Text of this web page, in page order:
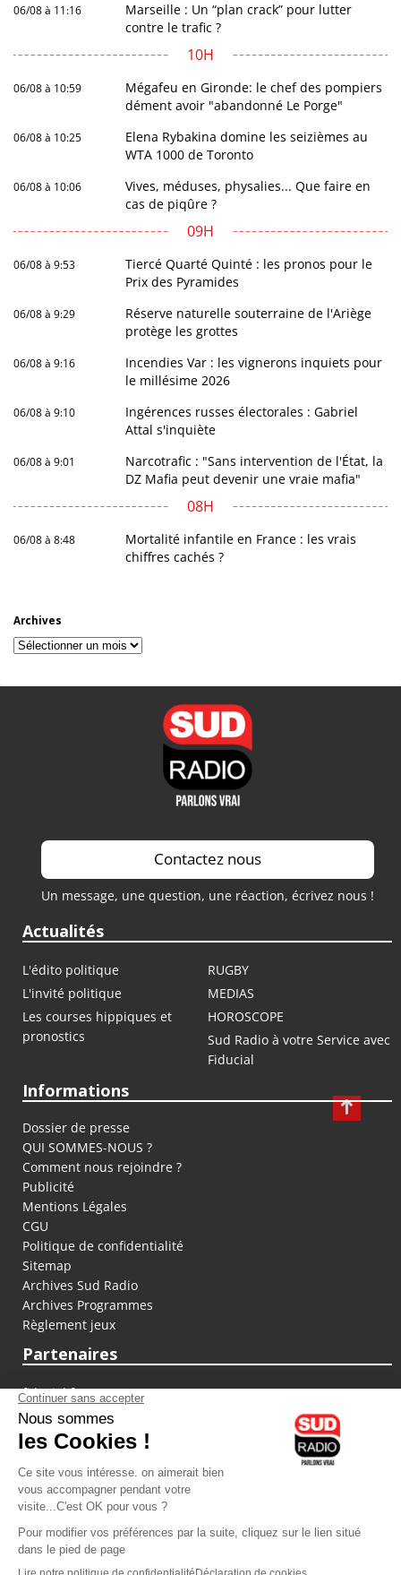
06/08 à 11:16
Marseille : Un “plan crack” pour lutter
contre le trafic ?
10H
06/08 à 10:59
Mégafeu en Gironde: le chef des pompiers
dément avoir "abandonné Le Porge"
06/08 à 10:25
Elena Rybakina domine les seizièmes au
WTA 1000 de Toronto
06/08 à 10:06
Vives, méduses, physalies... Que faire en
cas de piqûre ?
09H
06/08 à 9:53
Tiercé Quarté Quinté : les pronos pour le
Prix des Pyramides
06/08 à 9:29
Réserve naturelle souterraine de l'Ariège
protège les grottes
06/08 à 9:16
Incendies Var : les vignerons inquiets pour
le millésime 2026
06/08 à 9:10
Ingérences russes électorales : Gabriel
Attal s'inquiète
06/08 à 9:01
Narcotrafic : "Sans intervention de l'État, la
DZ Mafia peut devenir une vraie mafia"
08H
06/08 à 8:48
Mortalité infantile en France : les vrais
chiffres cachés ?
Archives
Archives
Contactez nous
Un message, une question, une réaction, écrivez nous !
Actualités
L'édito politique
RUGBY
L'invité politique
MEDIAS
Les courses hippiques et
pronostics
HOROSCOPE
Sud Radio à votre Service avec
Fiducial
Informations
Dossier de presse
QUI SOMMES-NOUS ?
Comment nous rejoindre ?
Publicité
Mentions Légales
CGU
Politique de confidentialité
Sitemap
Archives Sud Radio
Archives Programmes
Règlement jeux
Partenaires
fiducial.fr
lyoncapitale.fr
olympique-et-lyonnais.com
L'application Iphone / Android
Téléchargez l'application
Les cookies